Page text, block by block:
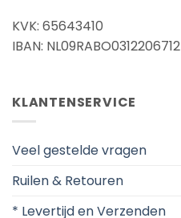
KVK: 65643410
IBAN: NL09RABO0312206712
KLANTENSERVICE
Veel gestelde vragen
Ruilen & Retouren
* Levertijd en Verzenden